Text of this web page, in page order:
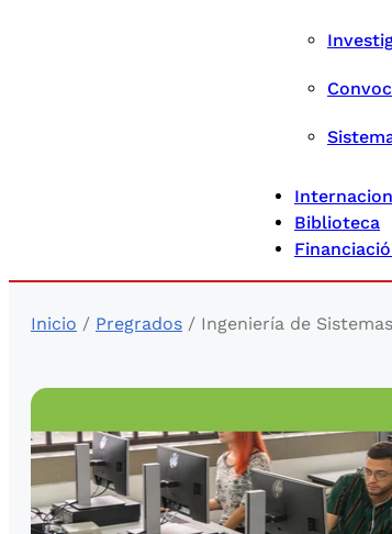
Biblioteca
Inicio / Pregrados / Ingeniería de Sistemas